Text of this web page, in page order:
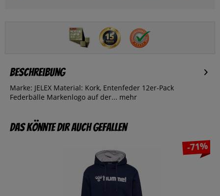
Beschreibung
Marke: JELEX Material: Kork, Entenfeder 12er-Pack
Federbälle Markenlogo auf der... mehr
Das könnte dir auch gefallen
-71%